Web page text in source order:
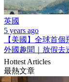
英國
5 years ago
【美國】全球首
外國趣聞｜放假去
Hottest Articles
最熱文章